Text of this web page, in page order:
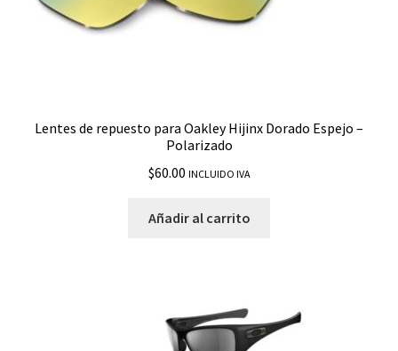
Lentes de repuesto para Oakley Hijinx Dorado Espejo –
Polarizado
$60.00 INCLUIDO IVA
Añadir al carrito